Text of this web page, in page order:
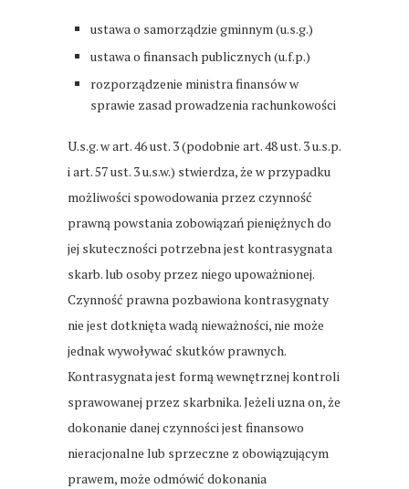
ustawa o samorządzie gminnym (u.s.g.)
ustawa o finansach publicznych (u.f.p.)
rozporządzenie ministra finansów w
sprawie zasad prowadzenia rachunkowości
U.s.g. w art. 46 ust. 3 (podobnie art. 48 ust. 3 u.s.p.
i art. 57 ust. 3 u.s.w.) stwierdza, że w przypadku
możliwości spowodowania przez czynność
prawną powstania zobowiązań pieniężnych do
jej skuteczności potrzebna jest kontrasygnata
skarb. lub osoby przez niego upoważnionej.
Czynność prawna pozbawiona kontrasygnaty
nie jest dotknięta wadą nieważności, nie może
jednak wywoływać skutków prawnych.
Kontrasygnata jest formą wewnętrznej kontroli
sprawowanej przez skarbnika. Jeżeli uzna on, że
dokonanie danej czynności jest finansowo
nieracjonalne lub sprzeczne z obowiązującym
prawem, może odmówić dokonania